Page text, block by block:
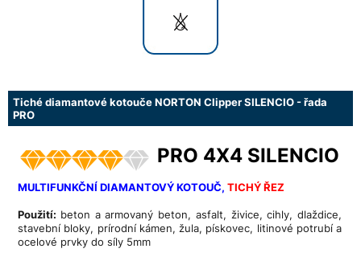
Tiché diamantové kotouče NORTON Clipper SILENCIO - řada
PRO
PRO 4X4 SILENCIO
MULTIFUNKČNÍ DIAMANTOVÝ KOTOUČ, TICHÝ ŘEZ
Použití: beton a armovaný beton, asfalt, živice, cihly, dlaždice,
stavební bloky, prírodní kámen, žula, pískovec, litinové potrubí a
ocelové prvky do síly 5mm